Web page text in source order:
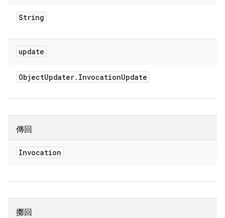
String
update
ObjectUpdater. InvocationUpdate
傳回
Invocation
擲回